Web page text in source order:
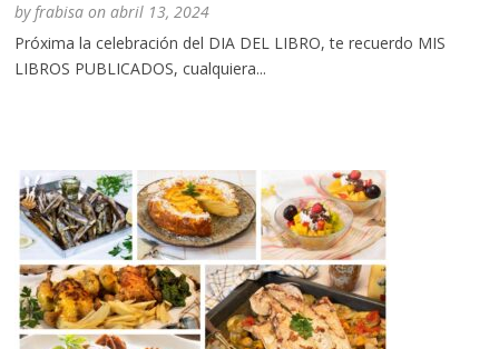
byfrabisa onabril 13, 2024
Próxima la celebración del DIA DEL LIBRO, te recuerdo MIS
LIBROS PUBLICADOS, cualquiera...